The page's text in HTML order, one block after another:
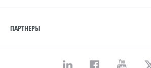
ПАРТНЕРЫ